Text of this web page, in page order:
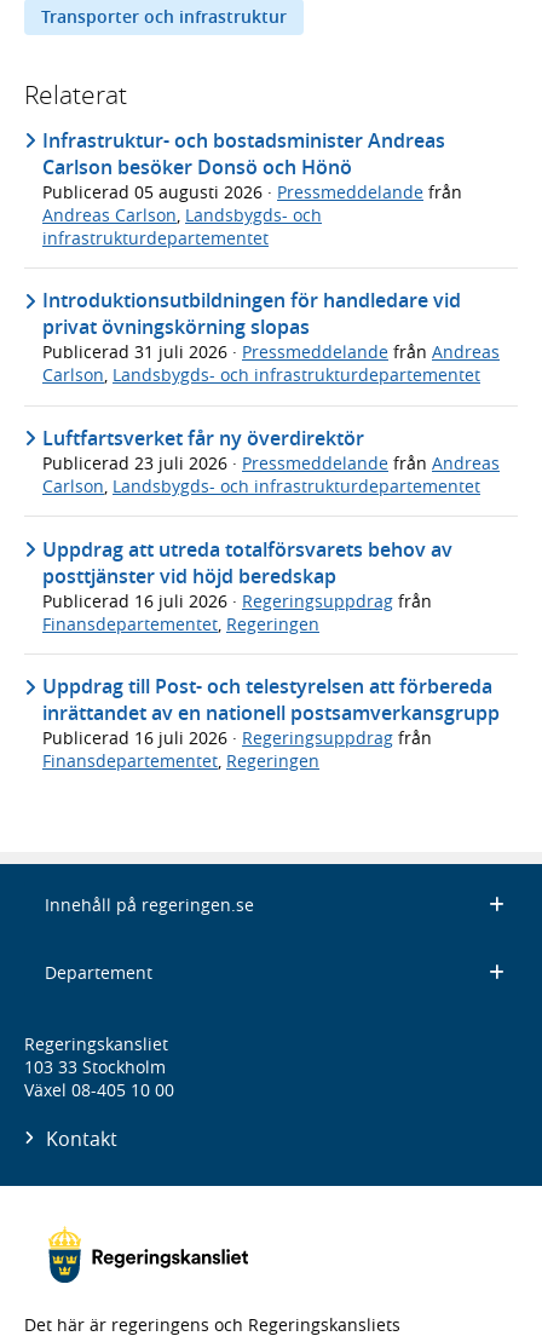
Transporter och infrastruktur
Relaterat
Infrastruktur- och bostadsminister Andreas
Carlson besöker Donsö och Hönö
Publicerad 05 augusti 2026 · Pressmeddelande från
Andreas Carlson Landsbygds- och
infrastrukturdepartementet
Introduktionsutbildningen för handledare vid
privat övningskörning slopas
Publicerad 31 juli 2026 · Pressmeddelande från Andreas
Carlson, Landsbygds- och infrastrukturdepartementet
Luftfartsverket får ny överdirektör
Publicerad 23 juli 2026 · Pressmeddelande från Andreas
Carlson, Landsbygds- och infrastrukturdepartementet
Uppdrag att utreda totalförsvarets behov av
posttjänster vid höjd beredskap
Publicerad 16 juli 2026 · Regeringsuppdrag från
Finansdepartementet Regeringen
Uppdrag till Post- och telestyrelsen att förbereda
inrättandet av en nationell postsamverkansgrupp
Publicerad 16 juli 2026 · Regeringsuppdrag från
Finansdepartementet, Regeringen
Innehåll på regeringen.se
Departement
Regeringskansliet
103 33 Stockholm
Växel 08-405 10 00
Kontakt
Det här är regeringens och Regeringskansliets